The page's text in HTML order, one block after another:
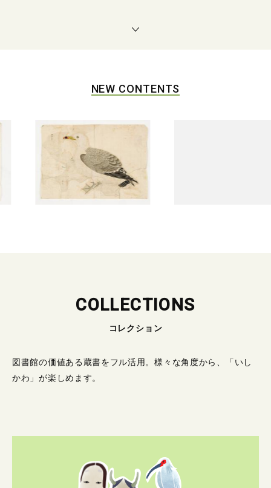
NEW CONTENTS
COLLECTIONS
コレクション
図書館の価値ある蔵書をフル活用。様々な角度から、「いし
かわ」が楽しめます。